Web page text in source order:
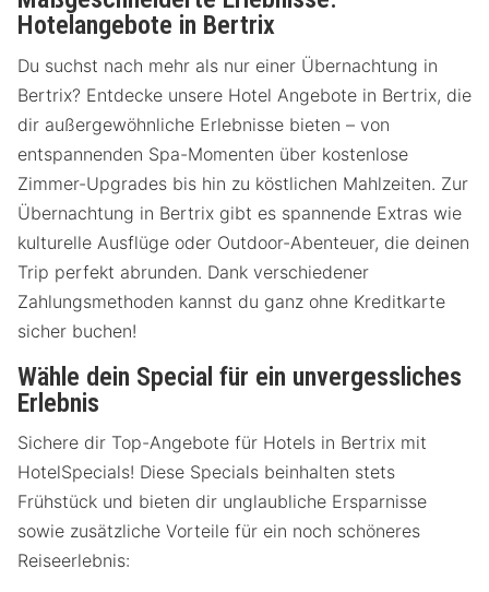
Hotelangebote in Bertrix
Du suchst nach mehr als nur einer Übernachtung in
Bertrix? Entdecke unsere Hotel Angebote in Bertrix, die
dir außergewöhnliche Erlebnisse bieten – von
entspannenden Spa-Momenten über kostenlose
Zimmer-Upgrades bis hin zu köstlichen Mahlzeiten. Zur
Übernachtung in Bertrix gibt es spannende Extras wie
kulturelle Ausflüge oder Outdoor-Abenteuer, die deinen
Trip perfekt abrunden. Dank verschiedener
Zahlungsmethoden kannst du ganz ohne Kreditkarte
sicher buchen!
Wähle dein Special für ein unvergessliches
Erlebnis
Sichere dir Top-Angebote für Hotels in Bertrix mit
HotelSpecials! Diese Specials beinhalten stets
Frühstück und bieten dir unglaubliche Ersparnisse
sowie zusätzliche Vorteile für ein noch schöneres
Reiseerlebnis: